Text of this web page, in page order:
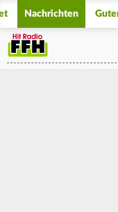
Nachrichten